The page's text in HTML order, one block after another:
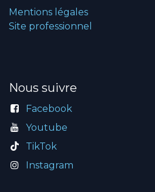
Mentions légales
Site professionnel
Nous suivre
Facebook
Youtube
TikTok
Instagram